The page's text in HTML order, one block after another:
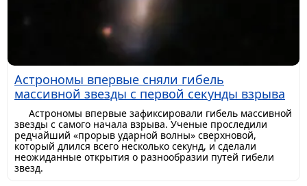
Астрономы впервые сняли гибель
массивной звезды с первой секунды взрыва
Астрономы впервые зафиксировали гибель массивной
звезды с самого начала взрыва. Ученые проследили
редчайший «прорыв ударной волны» сверхновой,
который длился всего несколько секунд, и сделали
неожиданные открытия о разнообразии путей гибели
звезд.